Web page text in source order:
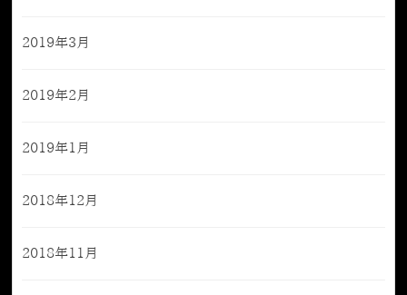
2019年3月
2019年2月
2019年1月
2018年12月
2018年11月